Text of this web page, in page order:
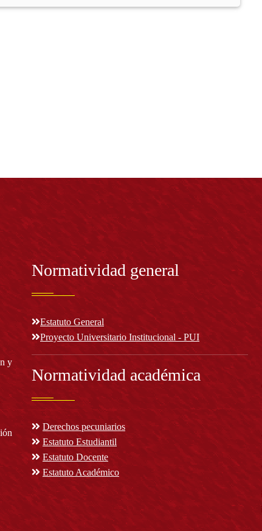
y
Normatividad general
Estatuto General
Proyecto Universitario Institucional - PUI
Normatividad académica
Derechos pecuniarios
Estatuto Estudiantil
Estatuto Docente
Estatuto Académico